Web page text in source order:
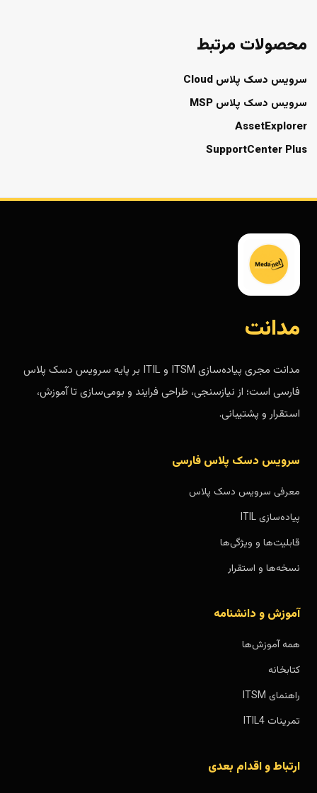
محصولات مرتبط
سرویس دسک پلاس Cloud
سرویس دسک پلاس MSP
AssetExplorer
SupportCenter Plus
مدانت
مدانت مجری پیاده‌سازی ITSM و ITIL بر پایه سرویس دسک پلاس
فارسی است؛ از نیازسنجی، طراحی فرایند و بومی‌سازی تا آموزش،
استقرار و پشتیبانی.
سرویس دسک پلاس فارسی
معرفی سرویس دسک پلاس
پیاده‌سازی ITIL
قابلیت‌ها و ویژگی‌ها
نسخه‌ها و استقرار
آموزش و دانشنامه
همه آموزش‌ها
کتابخانه
راهنمای ITSM
تمرینات ITIL4
ارتباط و اقدام بعدی